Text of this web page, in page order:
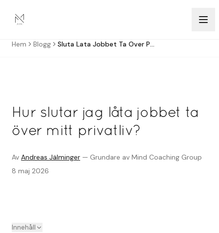
Hem Blogg Sluta Lata Jobbet Ta Over Privatlivet
Hur slutar jag låta jobbet ta
över mitt privatliv?
Av Andreas Jälminger — Grundare av Mind Coaching Group
8 maj 2026
Innehåll